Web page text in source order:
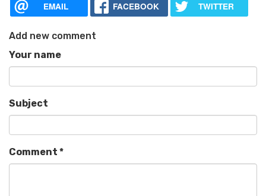
EMAIL FACEBOOK TWITTER
Add new comment
Your name
Subject
Comment *